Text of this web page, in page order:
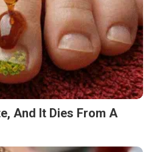
And It Dies From A